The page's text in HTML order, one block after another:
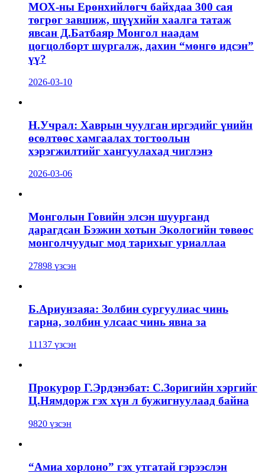
МОХ-ны Ерөнхийлөгч байхдаа 300 сая
төгрөг завшиж, шүүхийн хаалга татаж
явсан Д.Батбаяр Монгол наадам
цогцолборт шургалж, дахин “мөнгө идсэн”
үү?
2026-03-10
Н.Учрал: Хаврын чуулган иргэдийг үнийн
өсөлтөөс хамгаалах тогтоолын
хэрэгжилтийг хангуулахад чиглэнэ
2026-03-06
Монголын Говийн элсэн шуурганд
дарагдсан Бээжин хотын Экологийн төвөөс
монголчуудыг мод тарихыг уриаллаа
27898 үзсэн
Б.Ариунзаяа: Золбин сургуулиас чинь
гарна, золбин улсаас чинь явна за
11137 үзсэн
Прокурор Г.Эрдэнэбат: С.Зоригийн хэргийг
Ц.Нямдорж гэх хүн л бужигнуулаад байна
9820 үзсэн
“Амиа хорлоно” гэх утгатай гэрээслэн